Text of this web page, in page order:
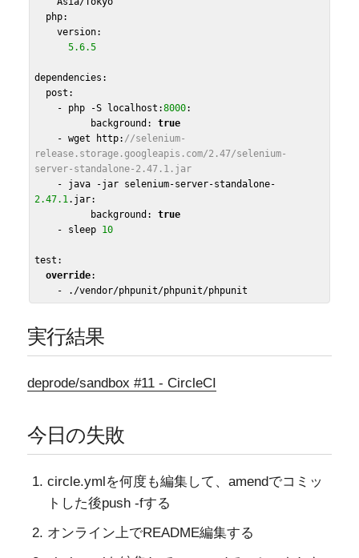
5.6.5
dependencies:
    - php -S localhost:
8000:
          background:
true
    - wget http:
//selenium-
release.storage.googleapis.com/2.47/selenium-
server-standalone-2.47.1.jar
    - java -jar selenium-server-standalone-
2.47.1 .jar:
          background:
true
    - sleep
10
test:
override:
実行結果
deprode/sandbox #11 - CircleCI
今日の失敗
circle.ymlを何度も編集して、amendでコミッ
トした後push -fする
オンライン上でREADME編集する